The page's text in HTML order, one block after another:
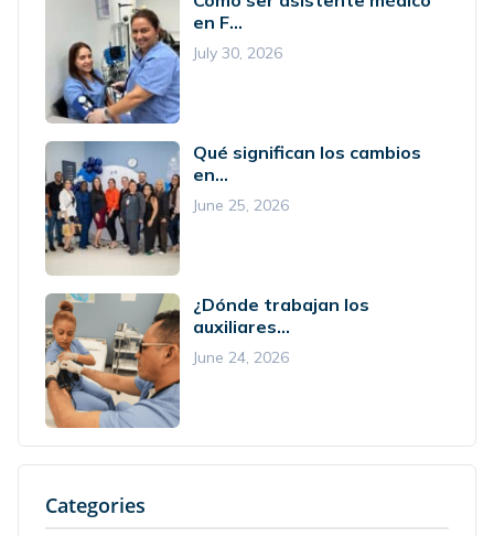
en F...
July 30, 2026
Qué significan los cambios
en...
June 25, 2026
¿Dónde trabajan los
auxiliares...
June 24, 2026
Categories